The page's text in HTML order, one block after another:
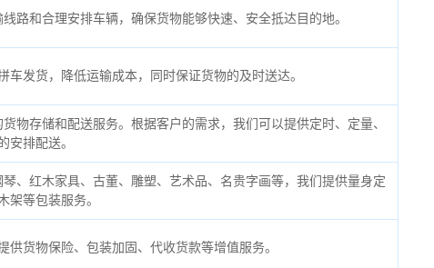
路和合理安排车辆，确保货物能够快速、安全抵达目的地。
发货，降低运输成本，同时保证货物的及时送达。
物存储和配送服务。根据客户的需求，我们可以提供定时、定量、
安排配送。
、红木家具、古董、雕塑、艺术品、名贵字画等，我们提供量身定
架等包装服务。
货物保险、包装加固、代收货款等增值服务。